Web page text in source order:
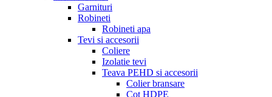
Garnituri
Robineti
Robineti apa
Tevi si accesorii
Coliere
Izolatie tevi
Teava PEHD si accesorii
Colier bransare
Cot HDPE